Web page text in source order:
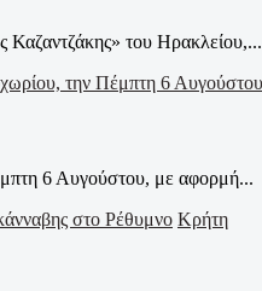
Καζαντζάκης» του Ηρακλείου,...
6 Αυγούστου, με αφορμή...
Κρήτη